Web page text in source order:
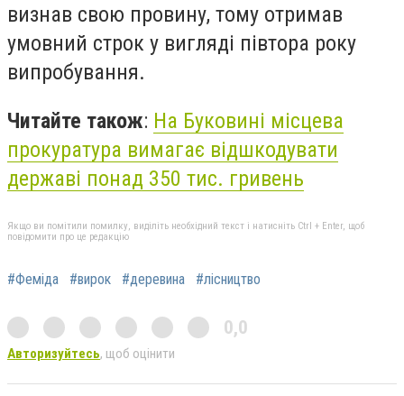
визнав свою провину, тому отримав
умовний строк у вигляді півтора року
випробування.
Читайте також: На Буковині місцева
прокуратура вимагає відшкодувати
державі понад 350 тис. гривень
Якщо ви помітили помилку, виділіть необхідний текст і натисніть Ctrl + Enter, щоб
повідомити про це редакцію
#Феміда #вирок #деревина #лісництво
0,0
Авторизуйтесь, щоб оцінити